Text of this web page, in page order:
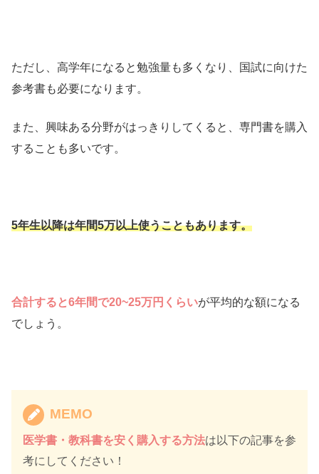
ただし、高学年になると勉強量も多くなり、国試に向けた
参考書も必要になります。
また、興味ある分野がはっきりしてくると、専門書を購入
することも多いです。
5年生以降は年間5万以上使うこともあります。
合計すると6年間で20~25万円くらいが平均的な額になる
でしょう。
MEMO
医学書・教科書を安く購入する方法は以下の記事を参
考にしてください！